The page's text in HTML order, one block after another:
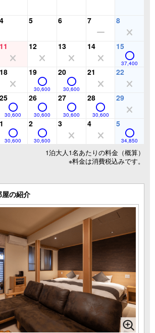
4 5 6 7 8
11 12 13 14 15
37,400
18 19
30,600
20
30,600
21 22
25
30,600
26
30,600
27
30,600
28
30,600
29
1
30,600
2
30,600
3 4 5
34,850
1泊大人1名あたりの料金（概算）
※料金は消費税込みです。
の紹介